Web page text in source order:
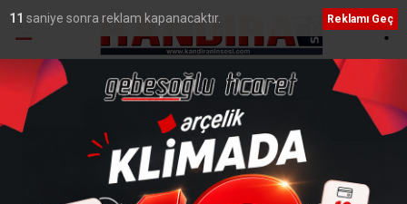
10 saniye sonra reklam kapanacaktır. Reklamı Geç